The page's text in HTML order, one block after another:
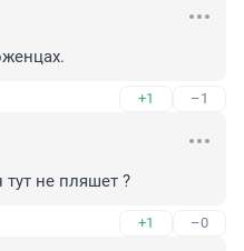
+1 –1
не пляшет ?
+1 –0